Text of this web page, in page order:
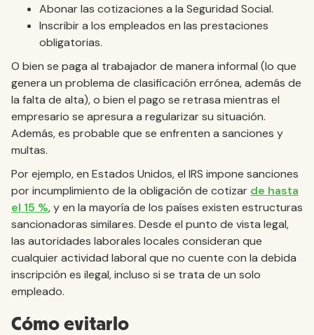
Abonar las cotizaciones a la Seguridad Social.
Inscribir a los empleados en las prestaciones
obligatorias.
O bien se paga al trabajador de manera informal (lo que
genera un problema de clasificación errónea, además de
la falta de alta), o bien el pago se retrasa mientras el
empresario se apresura a regularizar su situación.
Además, es probable que se enfrenten a sanciones y
multas.
Por ejemplo, en Estados Unidos, el IRS impone sanciones
por incumplimiento de la obligación de cotizar de hasta
el 15 %, y en la mayoría de los países existen estructuras
sancionadoras similares. Desde el punto de vista legal,
las autoridades laborales locales consideran que
cualquier actividad laboral que no cuente con la debida
inscripción es ilegal, incluso si se trata de un solo
empleado.
Cómo evitarlo